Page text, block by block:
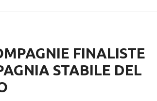
FINALISTE
STABILE DEL